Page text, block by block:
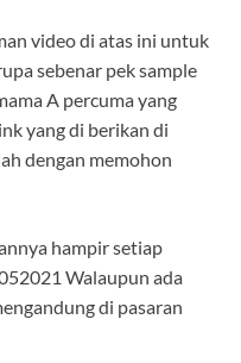
video di atas ini untuk
sebenar pek sample
A percuma yang
yang di berikan di
dengan memohon
hampir setiap
Walaupun ada
di pasaran